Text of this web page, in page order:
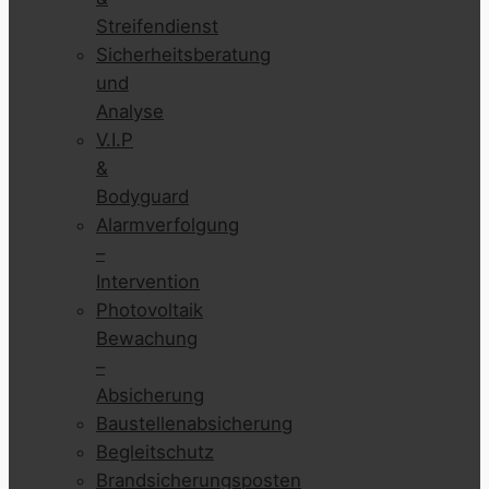
Streifendienst
Sicherheitsberatung
und
Analyse
V.I.P
&
Bodyguard
Alarmverfolgung
–
Intervention
Photovoltaik
Bewachung
–
Absicherung
Baustellenabsicherung
Begleitschutz
Brandsicherungsposten